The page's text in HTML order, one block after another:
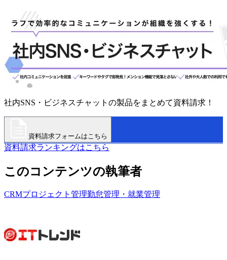
社内SNS・ビジネスチャットの製品をまとめて資料請求！
資料請求フォームはこちら
資料請求ランキングはこちら
このコンテンツの執筆者
CRMプロジェクト管理勤怠管理・就業管理